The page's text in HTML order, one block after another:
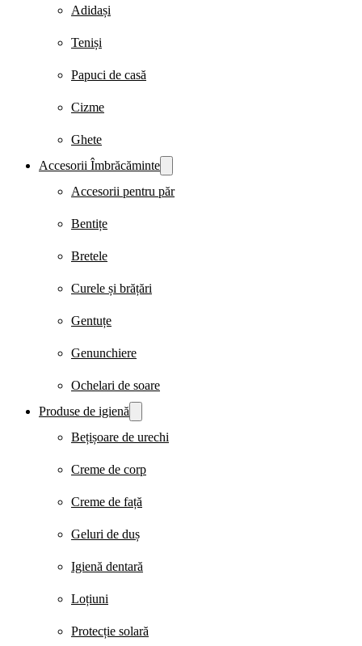
Adidași
Teniși
Papuci de casă
Cizme
Ghete
Accesorii Îmbrăcăminte
Accesorii pentru păr
Bentițe
Bretele
Curele și brățări
Gentuțe
Genunchiere
Ochelari de soare
Produse de igienă
Bețișoare de urechi
Creme de corp
Creme de față
Geluri de duș
Igienă dentară
Loțiuni
Protecție solară